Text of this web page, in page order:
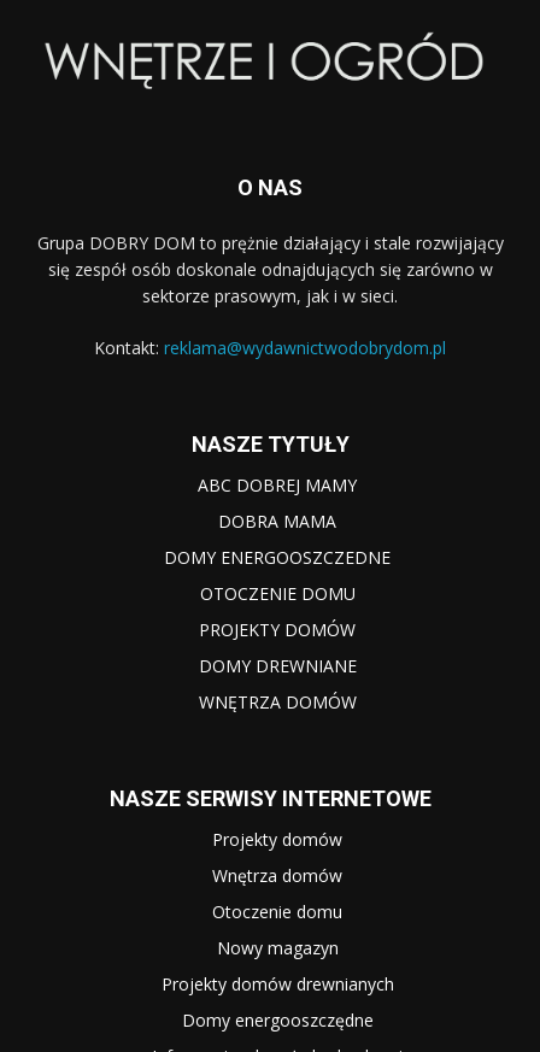
O NAS
Grupa DOBRY DOM to prężnie działający i stale rozwijający
się zespół osób doskonale odnajdujących się zarówno w
sektorze prasowym, jak i w sieci.
Kontakt: reklama@wydawnictwodobrydom.pl
NASZE TYTUŁY
ABC DOBREJ MAMY
DOBRA MAMA
DOMY ENERGOOSZCZEDNE
OTOCZENIE DOMU
PROJEKTY DOMÓW
DOMY DREWNIANE
WNĘTRZA DOMÓW
NASZE SERWISY INTERNETOWE
Projekty domów
Wnętrza domów
Otoczenie domu
Nowy magazyn
Projekty domów drewnianych
Domy energooszczędne